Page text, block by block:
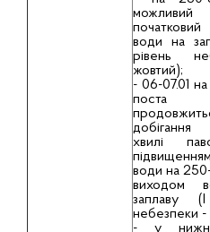
можливий
води на
рівень
жовтий);
- 06-07.01 на
добiгання
хвилi
води на
виходом
заплаву
небезпеки -
- у